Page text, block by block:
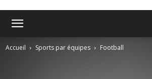
Accueil Sports par équipes Football